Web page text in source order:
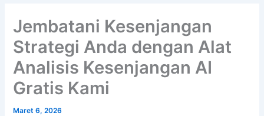
Jembatani Kesenjangan
Strategi Anda dengan Alat
Analisis Kesenjangan AI
Gratis Kami
Maret 6, 2026